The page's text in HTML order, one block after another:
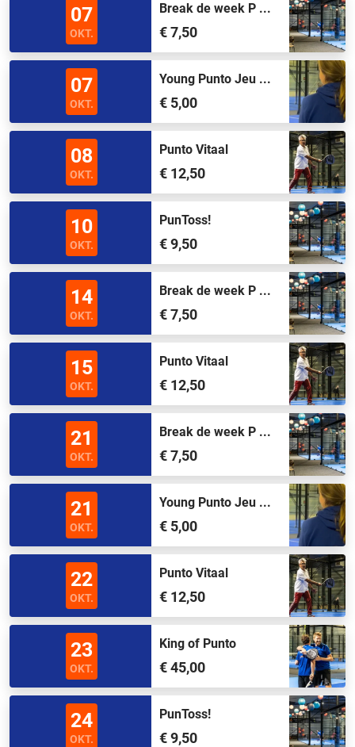
07
OKT.
Break de week P ...
€ 7,50
07
OKT.
Young Punto Jeu ...
€ 5,00
08
OKT.
Punto Vitaal
€ 12,50
10
OKT.
PunToss!
€ 9,50
14
OKT.
Break de week P ...
€ 7,50
15
OKT.
Punto Vitaal
€ 12,50
21
OKT.
Break de week P ...
€ 7,50
21
OKT.
Young Punto Jeu ...
€ 5,00
22
OKT.
Punto Vitaal
€ 12,50
23
OKT.
King of Punto
€ 45,00
24
OKT.
PunToss!
€ 9,50